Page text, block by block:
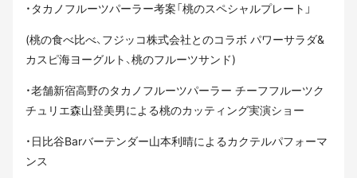
・タカノフルーツパーラー考案「桃のスペシャルプレート」
(桃の食べ比べ、フジッコ株式会社とのコラボ パワーサラダ&
カスピ海ヨーグルト、桃のフルーツサンド)
・老舗新宿高野のタカノフルーツパーラー チーフフルーツク
チュリエ森山登美男による桃のカッティング実演ショー
・日比谷Barバーテンダー山本利晴によるカクテルパフォーマ
ンス